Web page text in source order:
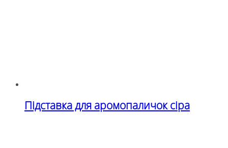
Підставка для аромопаличок сіра